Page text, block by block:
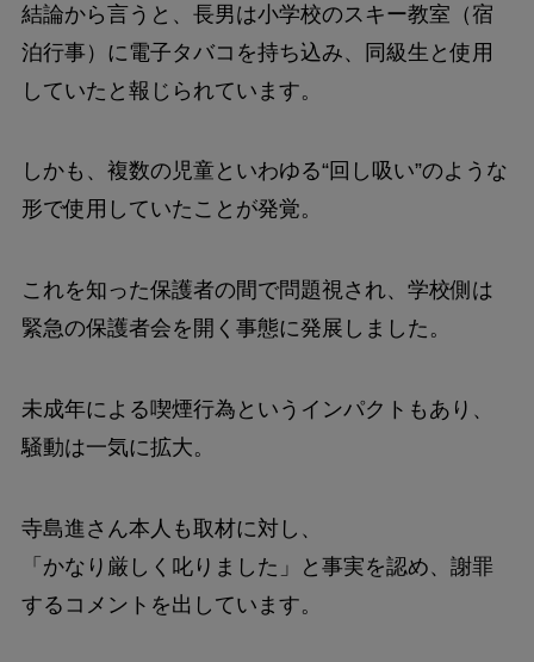
結論から言うと、長男は小学校のスキー教室（宿
泊行事）に電子タバコを持ち込み、同級生と使用
していたと報じられています。
しかも、複数の児童といわゆる“回し吸い”のような
形で使用していたことが発覚。
これを知った保護者の間で問題視され、学校側は
緊急の保護者会を開く事態に発展しました。
未成年による喫煙行為というインパクトもあり、
騒動は一気に拡大。
寺島進さん本人も取材に対し、
「かなり厳しく叱りました」と事実を認め、謝罪
するコメントを出しています。